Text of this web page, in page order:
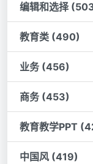
编辑和选择
教育类 (490)
业务 (456)
商务 (453)
教育教学PPT
中国风 (419)